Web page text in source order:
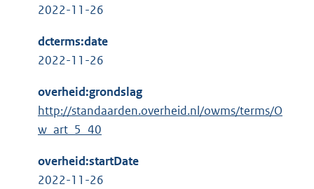
2022-11-26
dcterms:date
2022-11-26
overheid:grondslag
http://standaarden.overheid.nl/owms/terms/O
w_art_5_40
overheid:startDate
2022-11-26